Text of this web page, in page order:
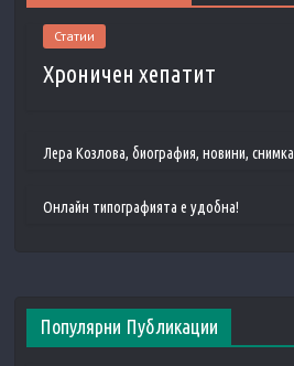
Статии
Хроничен хепатит
Лера Козлова, биография, новини, снимка
Онлайн типографията е удобна!
Популярни Публикации